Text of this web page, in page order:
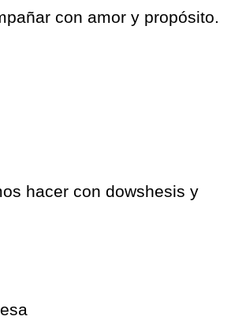
con amor y propósito.
hacer con dowshesis y